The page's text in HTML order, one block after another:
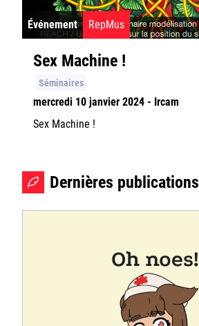
Événement RepMus
Sex Machine !
Séminaires
mercredi 10 janvier 2024 - Ircam
Sex Machine !
Dernières publications